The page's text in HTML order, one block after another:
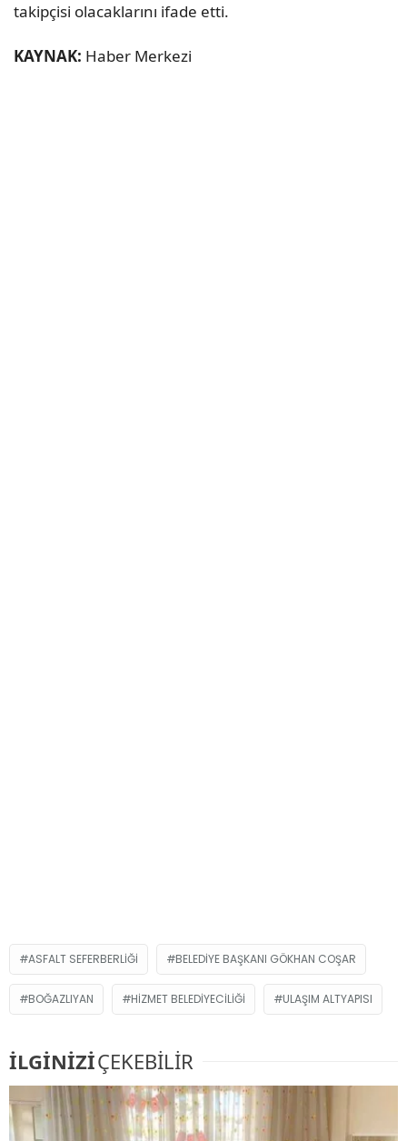
takipçisi olacaklarını ifade etti.
KAYNAK: Haber Merkezi
ASFALT SEFERBERLIĞI BELEDIYE BAŞKANI GÖKHAN COŞAR
BOĞAZLIYAN HIZMET BELEDIYECILIĞI ULAŞIM ALTYAPISI
İLGİNİZİÇEKEBİLİR